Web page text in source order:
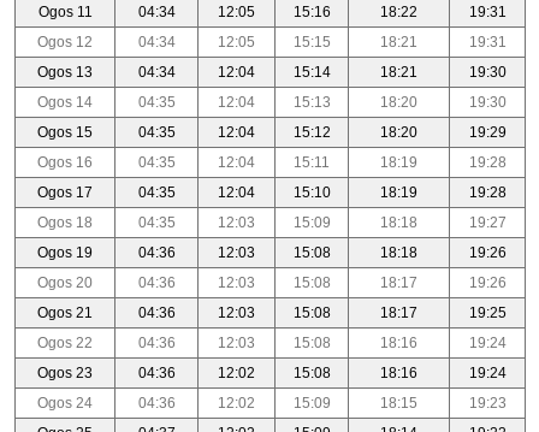
Ogos 11
04:34 12:05 15:16 18:22
19:31
Ogos 12
04:34 12:05 15:15 18:21
19:31
Ogos 13
04:34 12:04 15:14 18:21
19:30
Ogos 14
04:35 12:04 15:13 18:20
19:30
Ogos 15
04:35 12:04 15:12 18:20
19:29
Ogos 16
04:35 12:04 15:11 18:19
19:28
Ogos 17
04:35 12:04 15:10 18:19
19:28
Ogos 18
04:35 12:03 15:09 18:18
19:27
Ogos 19
04:36 12:03 15:08 18:18
19:26
Ogos 20
04:36 12:03 15:08 18:17
19:26
Ogos 21
04:36 12:03 15:08 18:17
19:25
Ogos 22
04:36 12:03 15:08 18:16
19:24
Ogos 23
04:36 12:02 15:08 18:16
19:24
Ogos 24
04:36 12:02 15:09 18:15
19:23